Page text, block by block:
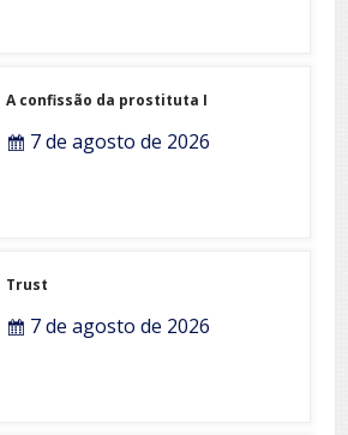
A confissão da prostituta I
7 de agosto de 2026
Trust
7 de agosto de 2026